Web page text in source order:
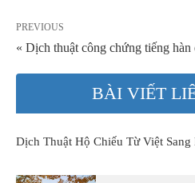
PREVIOUS
« Dịch thuật công chứng tiếng
BÀI VIẾT
Dịch Thuật Hộ Chiếu Từ Việt Sang